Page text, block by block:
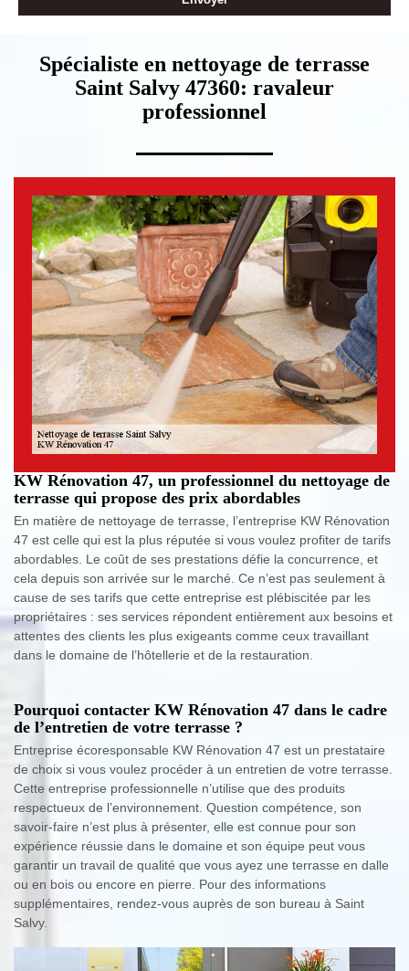
Spécialiste en nettoyage de terrasse
Saint Salvy 47360: ravaleur
professionnel
KW Rénovation 47, un professionnel du nettoyage de
terrasse qui propose des prix abordables
En matière de nettoyage de terrasse, l’entreprise KW Rénovation
47 est celle qui est la plus réputée si vous voulez profiter de tarifs
abordables. Le coût de ses prestations défie la concurrence, et
cela depuis son arrivée sur le marché. Ce n’est pas seulement à
cause de ses tarifs que cette entreprise est plébiscitée par les
propriétaires : ses services répondent entièrement aux besoins et
attentes des clients les plus exigeants comme ceux travaillant
dans le domaine de l’hôtellerie et de la restauration.
Pourquoi contacter KW Rénovation 47 dans le cadre
de l’entretien de votre terrasse ?
Entreprise écoresponsable KW Rénovation 47 est un prestataire
de choix si vous voulez procéder à un entretien de votre terrasse.
Cette entreprise professionnelle n’utilise que des produits
respectueux de l’environnement. Question compétence, son
savoir-faire n’est plus à présenter, elle est connue pour son
expérience réussie dans le domaine et son équipe peut vous
garantir un travail de qualité que vous ayez une terrasse en dalle
ou en bois ou encore en pierre. Pour des informations
supplémentaires, rendez-vous auprès de son bureau à Saint
Salvy.